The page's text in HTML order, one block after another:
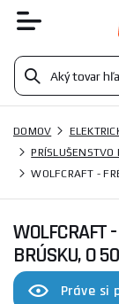
DOMOV
PRÍSLUŠENSTVO
WOLFCRAFT -
WOLFCRAFT
BRÚSKU, O
Práve si